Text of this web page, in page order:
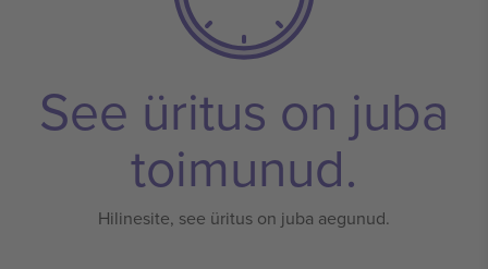
See üritus on juba
toimunud.
Hilinesite, see üritus on juba aegunud.